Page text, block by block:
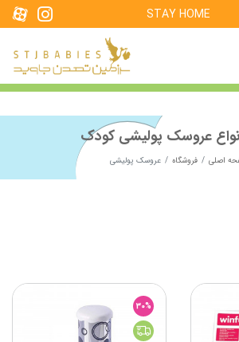
STAY HOME
عروسک پولیشی کودک
اصلی فروشگاه عروسک پولیشی
30%